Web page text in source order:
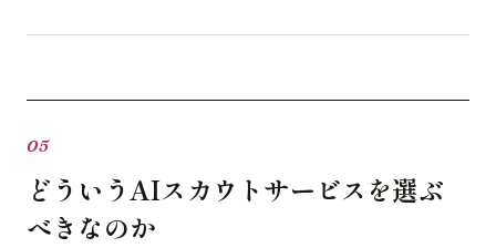
どういうAIスカウトサービスを選ぶ
べきなのか